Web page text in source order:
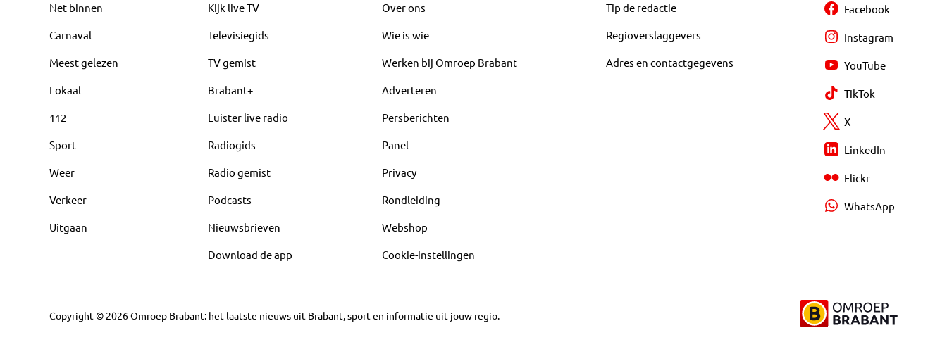
Net binnen
Carnaval
Meest gelezen
Lokaal
112
Sport
Weer
Verkeer
Uitgaan
Kijk live TV
Televisiegids
TV gemist
Brabant+
Luister live radio
Radiogids
Radio gemist
Podcasts
Nieuwsbrieven
Download de app
Over ons
Wie is wie
Werken bij Omroep Brabant
Adverteren
Persberichten
Panel
Privacy
Rondleiding
Webshop
Cookie-instellingen
Tip de redactie
Regioverslaggevers
Adres en contactgegevens
Facebook
Instagram
YouTube
TikTok
X
LinkedIn
Flickr
WhatsApp
Copyright © 2026Omroep Brabant: het laatste nieuws uit Brabant, sport en informatie uit jouw regio.